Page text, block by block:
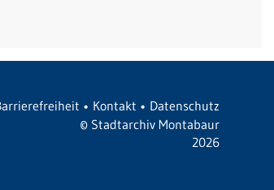
• Kontakt • Datenschutz
© Stadtarchiv Montabaur
2026